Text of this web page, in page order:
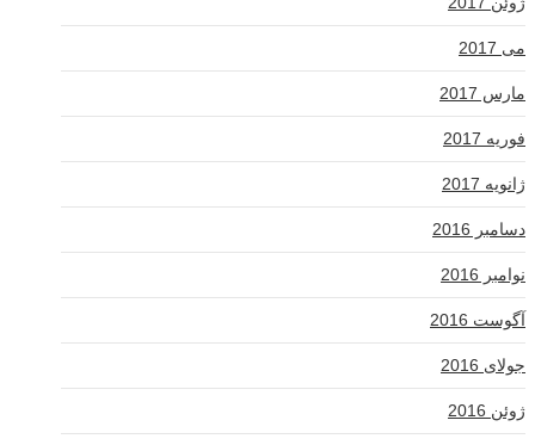
می 2017
مارس 2017
فوریه 2017
ژانویه 2017
دسامبر 2016
نوامبر 2016
آگوست 2016
جولای 2016
ژوئن 2016